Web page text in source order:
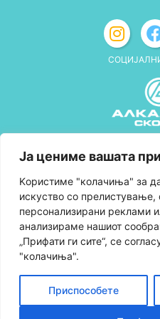
Ја цениме вашата
Kористиме "колачиња" за
искуство со
персонализирани реклами
анализираме нашиот
„Прифати ги сите“, се
"колачиња".
Приспособете
Правила и
Политика
Правила за
лојалност и